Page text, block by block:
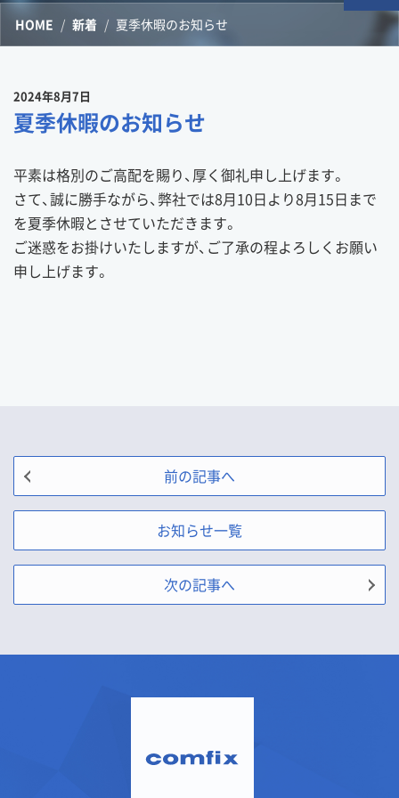
HOME 新着 夏季休暇のお知らせ
2024年8月7日
夏季休暇のお知らせ
平素は格別のご高配を賜り、厚く御礼申し上げます。
さて、誠に勝手ながら、弊社では8月10日より8月15日まで
を夏季休暇とさせていただきます。
ご迷惑をお掛けいたしますが、ご了承の程よろしくお願い
申し上げます。
前の記事へ
お知らせ一覧
次の記事へ